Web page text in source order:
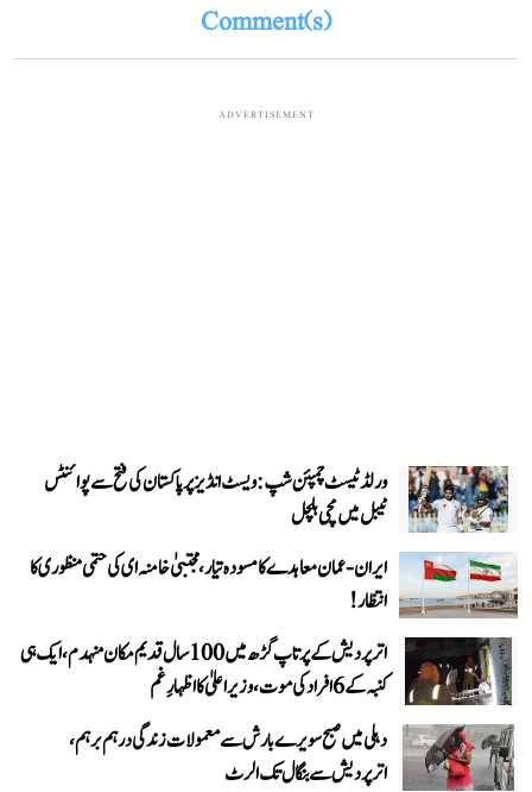
Comment(s)
ADVERTISEMENT
ورلڈ ٹیسٹ چمپئن شپ: ویسٹ انڈیز پر پاکستان کی فتح سے پوائنٹس
ٹیبل میں مچی ہلچل
ایران-عمان معاہدے کا مسودہ تیار، مجتبیٰ خامنہ ای کی حتمی منظوری کا
انتظار!
اتر پردیش کے پرتاپ گڑھ میں 100 سال قدیم مکان منہدم، ایک ہی
کنبہ کے 6 افراد کی موت، وزیر اعلیٰ کا اظہارِ غم
دہلی میں صبح سویرے بارش سے معمولات زندگی درہم برہم،
اترپردیش سے بنگال تک الرٹ